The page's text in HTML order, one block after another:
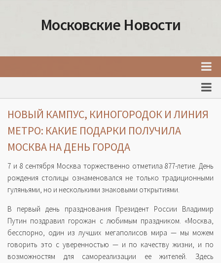
Московские Новости
Москва
Товары и услуги Москвы
НОВЫЙ КАМПУС, КИНОГОРОДОК И ЛИНИЯ
МЕТРО: КАКИЕ ПОДАРКИ ПОЛУЧИЛА
МОСКВА НА ДЕНЬ ГОРОДА
7 и 8 сентября Москва торжественно отметила 877-летие. День
рождения столицы ознаменовался не только традиционными
гуляньями, но и несколькими знаковыми открытиями.
В первый день празднования Президент России Владимир
Путин поздравил горожан с любимым праздником. «Москва,
бесспорно, один из лучших мегаполисов мира — мы можем
говорить это с уверенностью — и по качеству жизни, и по
возможностям для самореализации ее жителей. Здесь